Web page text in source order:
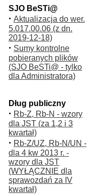
SJO BeSTi@
· Aktualizacja do wer.
5.017.00.06 (z dn.
2019-12-18)
· Sumy kontrolne
pobieranych plików
(SJO BeSTi@ - tylko
dla Administratora)
Dług publiczny
· Rb-Z, Rb-N - wzory
dla JST (za 1,2 i 3
kwartał)
· Rb-Z/UZ, Rb-N/UN -
dla 4 kw 2013 r. -
wzory dla JST
(WYŁĄCZNIE dla
sprawozdań za IV
kwartał)